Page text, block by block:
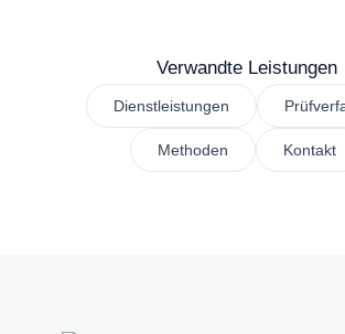
Verwandte Leistungen
Dienstleistungen
Methoden Kontakt